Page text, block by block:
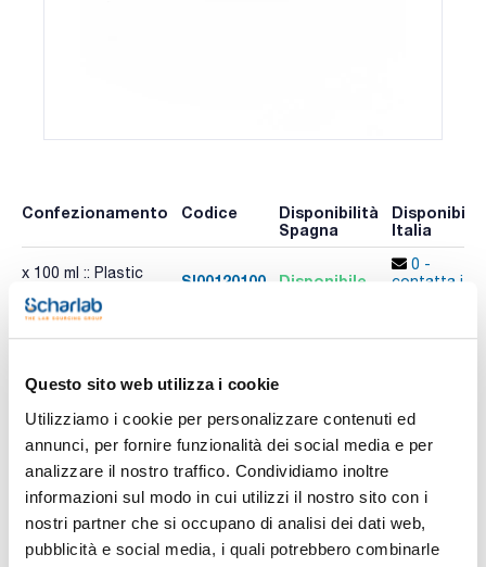
Questo sito web utilizza i cookie
Utilizziamo i cookie per personalizzare contenuti ed
annunci, per fornire funzionalità dei social media e per
analizzare il nostro traffico. Condividiamo inoltre
informazioni sul modo in cui utilizzi il nostro sito con i
nostri partner che si occupano di analisi dei dati web,
pubblicità e social media, i quali potrebbero combinarle
Confezionamento Codice
Disponibilità
Spagna
Italia
x 100 ml :: Plastic
SI00120100 Disponibile
0 -
contatta i
Confezionamento Codice
Disponibilità
Italia
SI00120500
Controlla le
scorte
Controlla le
Stampa pagina prodotto